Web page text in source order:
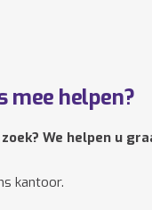
mee helpen?
We helpen u
kantoor.